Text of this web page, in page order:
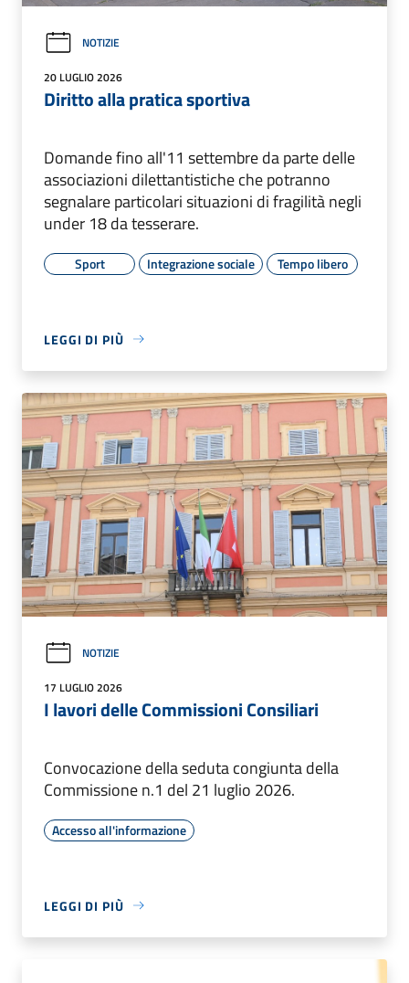
NOTIZIE
20 LUGLIO 2026
Diritto alla pratica sportiva
Domande fino all'11 settembre da parte delle
associazioni dilettantistiche che potranno
segnalare particolari situazioni di fragilità negli
under 18 da tesserare.
Sport Integrazione sociale Tempo libero
LEGGI DI PIÙ
NOTIZIE
17 LUGLIO 2026
I lavori delle Commissioni Consiliari
Convocazione della seduta congiunta della
Commissione n.1 del 21 luglio 2026.
Accesso all'informazione
LEGGI DI PIÙ